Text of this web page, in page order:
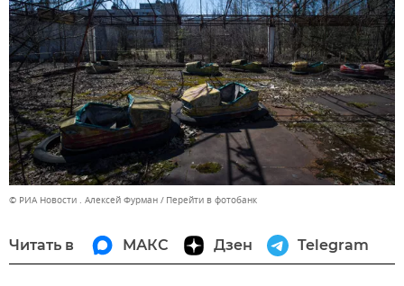
© РИА Новости . Алексей Фурман Перейти в фотобанк
Читать в МАКС Дзен Telegram